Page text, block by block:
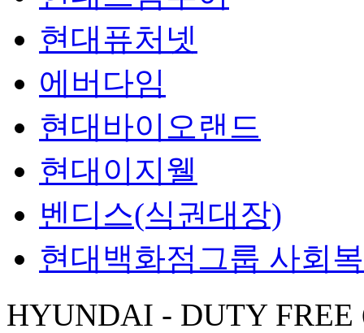
현대퓨처넷
에버다임
현대바이오랜드
현대이지웰
벤디스(식권대장)
현대백화점그룹 사회
HYUNDAI - DUTY FREE